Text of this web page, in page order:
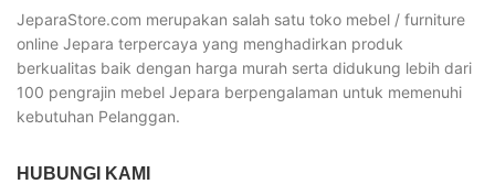
JeparaStore.com merupakan salah satu toko mebel / furniture
online Jepara terpercaya yang menghadirkan produk
berkualitas baik dengan harga murah serta didukung lebih dari
100 pengrajin mebel Jepara berpengalaman untuk memenuhi
kebutuhan Pelanggan.
HUBUNGI KAMI